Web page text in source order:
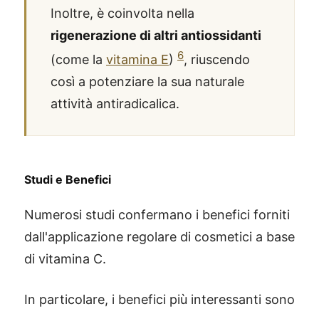
Inoltre, è coinvolta nella
rigenerazione di altri antiossidanti
(come la vitamina E) 6, riuscendo
così a potenziare la sua naturale
attività antiradicalica.
Studi e Benefici
Numerosi studi confermano i benefici forniti
dall'applicazione regolare di cosmetici a base
di vitamina C.
In particolare, i benefici più interessanti sono